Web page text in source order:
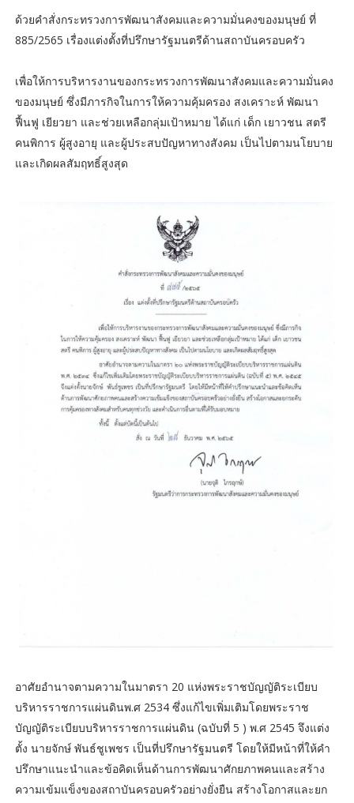
ด้วยคำสั่งกระทรวงการพัฒนาสังคมและความมั่นคงของมนุษย์ ที่
885/2565 เรื่องแต่งตั้งที่ปรึกษารัฐมนตรีด้านสถาบันครอบครัว
เพื่อให้การบริหารงานของกระทรวงการพัฒนาสังคมและความมั่นคง
ของมนุษย์ ซึ่งมีภารกิจในการให้ความคุ้มครอง สงเคราะห์ พัฒนา
ฟื้นฟู เยียวยา และช่วยเหลือกลุ่มเป้าหมาย ได้แก่ เด็ก เยาวชน สตรี
คนพิการ ผู้สูงอายุ และผู้ประสบปัญหาทางสังคม เป็นไปตามนโยบาย
และเกิดผลสัมฤทธิ์สูงสุด
อาศัยอำนาจตามความในมาตรา 20 แห่งพระราชบัญญัติระเบียบ
บริหารราชการแผ่นดินพ.ศ 2534 ซึ่งแก้ไขเพิ่มเติมโดยพระราช
บัญญัติระเบียบบริหารราชการแผ่นดิน (ฉบับที่ 5 ) พ.ศ 2545 จึงแต่ง
ตั้ง นายจักษ์ พันธ์ชูเพชร เป็นที่ปรึกษารัฐมนตรี โดยให้มีหน้าที่ให้คำ
ปรึกษาแนะนำและข้อคิดเห็นด้านการพัฒนาศักยภาพคนและสร้าง
ความเข้มแข็งของสถาบันครอบครัวอย่างยั่งยืน สร้างโอกาสและยก